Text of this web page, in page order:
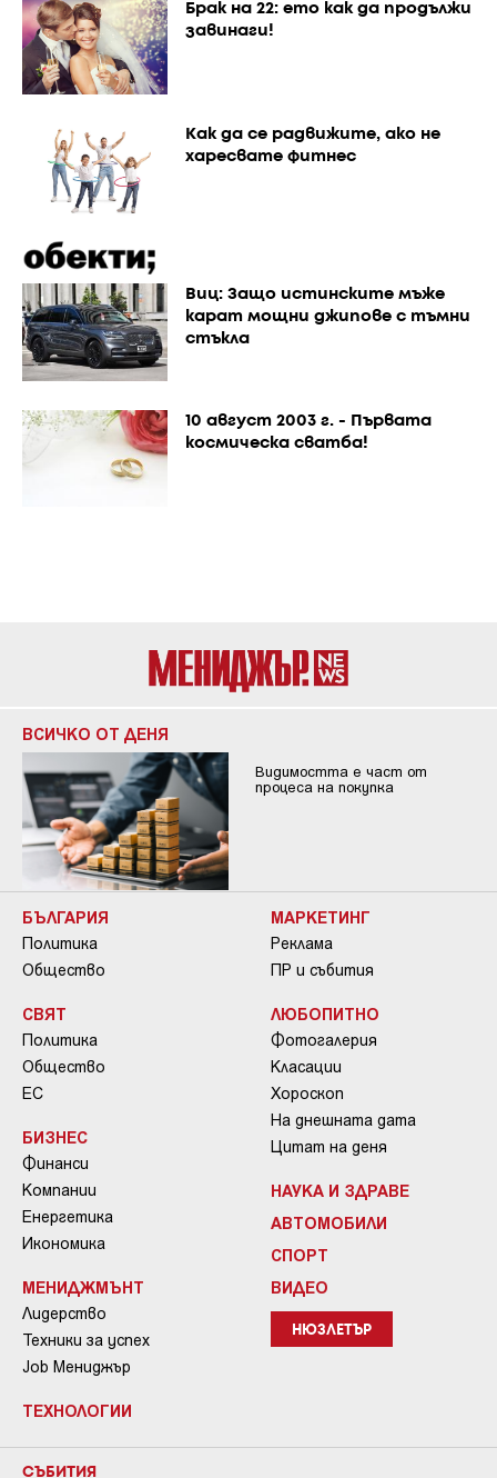
Брак на 22: ето как да продължи
завинаги!
Как да се радвижите, ако не
харесвате фитнес
Виц: Защо истинските мъже
карат мощни джипове с тъмни
стъкла
10 август 2003 г. - Първата
космическа сватба!
ВСИЧКО ОТ ДЕНЯ
Видимостта е част от
процеса на покупка
БЪЛГАРИЯ
Политика
Общество
СВЯТ
Политика
Общество
ЕС
БИЗНЕС
Финанси
Компании
Енергетика
Икономика
МЕНИДЖМЪНТ
Лидерство
Техники за успех
Job Мениджър
ТЕХНОЛОГИИ
МАРКЕТИНГ
Реклама
ПР и събития
ЛЮБОПИТНО
Фотогалерия
Класации
Хороскоп
На днешната дата
Цитат на деня
НАУКА И ЗДРАВЕ
АВТОМОБИЛИ
СПОРТ
ВИДЕО
НЮЗЛЕТЪР
СЪБИТИЯ